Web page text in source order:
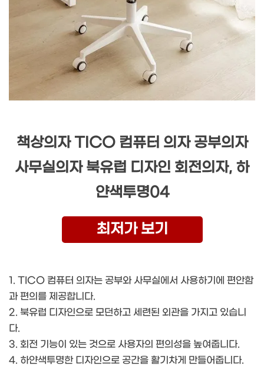
책상의자 TICO 컴퓨터 의자 공부의자
사무실의자 북유럽 디자인 회전의자, 하
얀색투명04
최저가 보기
1. TICO 컴퓨터 의자는 공부와 사무실에서 사용하기에 편안함
과 편의를 제공합니다.
2. 북유럽 디자인으로 모던하고 세련된 외관을 가지고 있습니
다.
3. 회전 기능이 있는 것으로 사용자의 편의성을 높여줍니다.
4. 하얀색투명한 디자인으로 공간을 활기차게 만들어줍니다.